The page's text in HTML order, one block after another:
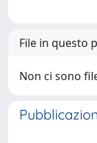
File in questo
Non ci sono